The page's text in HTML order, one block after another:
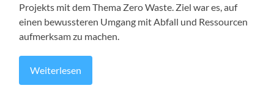
Projekts mit dem Thema Zero Waste. Ziel war es, auf
einen bewussteren Umgang mit Abfall und Ressourcen
aufmerksam zu machen.
Weiterlesen